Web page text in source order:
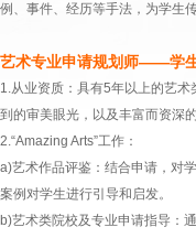
例、事件、经历等手法，为学生
艺术专业申请规划师——学
1.从业资质：具有5年以上的艺
到的审美眼光，以及丰富而资深
2.“Amazing Arts”工作：
a)艺术作品评鉴：结合申请，对
案例对学生进行引导和启发。
b)艺术类院校及专业申请指导：